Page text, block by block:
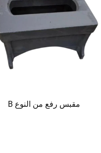
مقبس رفع من النوع B